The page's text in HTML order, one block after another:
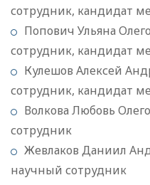
сотрудник, кандидат
Попович Ульяна
сотрудник, кандидат
Кулешов Алексей
сотрудник, кандидат
Волкова Любовь
сотрудник
Жевлаков Даниил
научный сотрудник